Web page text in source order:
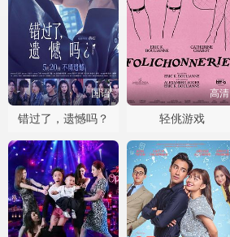
国语
错过了，遗憾吗？
高清
轻佻游戏